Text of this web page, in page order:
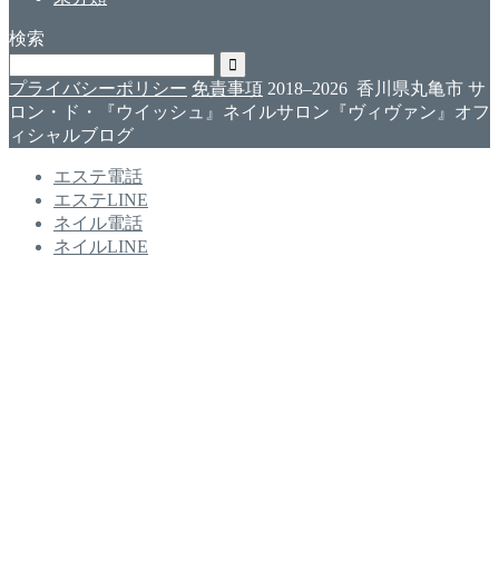
検索
プライバシーポリシー 免責事項 2018–2026 香川県丸亀市 サ
ロン・ド・『ウイッシュ』ネイルサロン『ヴィヴァン』オフ
ィシャルブログ
エステ電話
エステLINE
ネイル電話
ネイルLINE